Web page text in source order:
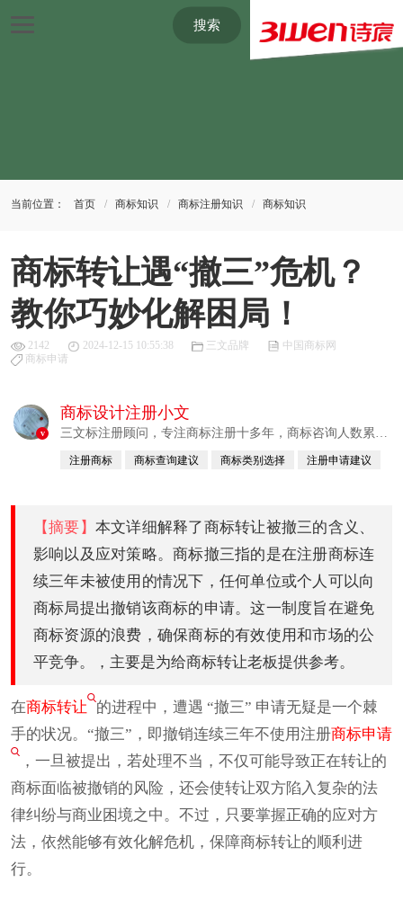
搜索
当前位置： 首页 商标知识 商标注册知识 商标知识
商标转让遇“撤三”危机？
教你巧妙化解困局！
2142 2024-12-15 10:55:38 三文品牌
中国商标网
商标申请
v
商标设计注册小文
三文标注册顾问，专注商标注册十多年，商标咨询人数累计
注册商标 商标查询建议 商标类别选择 注册申请建议
【摘要】 本文详细解释了商标转让被撤三的含义、
影响以及应对策略。商标撤三指的是在注册商标连
续三年未被使用的情况下，任何单位或个人可以向
商标局提出撤销该商标的申请。这一制度旨在避免
商标资源的浪费，确保商标的有效使用和市场的公
平竞争。，主要是为给商标转让老板提供参考。
在商标转让
的进程中，遭遇 “撤三” 申请无疑是一个棘
手的状况。“撤三”，即撤销连续三年不使用注册商标申请
，一旦被提出，若处理不当，不仅可能导致正在转让的
商标面临被撤销的风险，还会使转让双方陷入复杂的法
律纠纷与商业困境之中。不过，只要掌握正确的应对方
法，依然能够有效化解危机，保障商标转让的顺利进
行。